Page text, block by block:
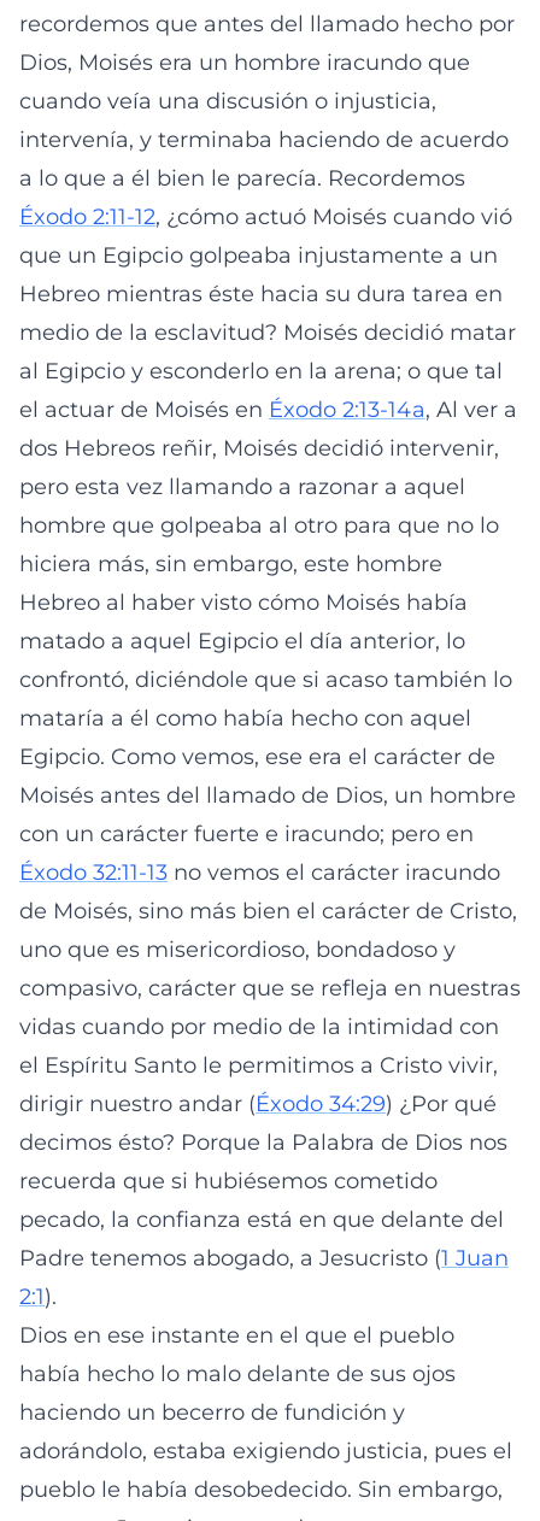
recordemos que antes del llamado hecho por
Dios, Moisés era un hombre iracundo que
cuando veía una discusión o injusticia,
intervenía, y terminaba haciendo de acuerdo
a lo que a él bien le parecía. Recordemos
Éxodo 2:11-12, ¿cómo actuó Moisés cuando vió
que un Egipcio golpeaba injustamente a un
Hebreo mientras éste hacia su dura tarea en
medio de la esclavitud? Moisés decidió matar
al Egipcio y esconderlo en la arena; o que tal
el actuar de Moisés en Éxodo 2:13-14a, Al ver a
dos Hebreos reñir, Moisés decidió intervenir,
pero esta vez llamando a razonar a aquel
hombre que golpeaba al otro para que no lo
hiciera más, sin embargo, este hombre
Hebreo al haber visto cómo Moisés había
matado a aquel Egipcio el día anterior, lo
confrontó, diciéndole que si acaso también lo
mataría a él como había hecho con aquel
Egipcio. Como vemos, ese era el carácter de
Moisés antes del llamado de Dios, un hombre
con un carácter fuerte e iracundo; pero en
Éxodo 32:11-13 no vemos el carácter iracundo
de Moisés, sino más bien el carácter de Cristo,
uno que es misericordioso, bondadoso y
compasivo, carácter que se refleja en nuestras
vidas cuando por medio de la intimidad con
el Espíritu Santo le permitimos a Cristo vivir,
dirigir nuestro andar (Éxodo 34:29) ¿Por qué
decimos ésto? Porque la Palabra de Dios nos
recuerda que si hubiésemos cometido
pecado, la confianza está en que delante del
Padre tenemos abogado, a Jesucristo (1 Juan
2:1).
Dios en ese instante en el que el pueblo
había hecho lo malo delante de sus ojos
haciendo un becerro de fundición y
adorándolo, estaba exigiendo justicia, pues el
pueblo le había desobedecido. Sin embargo,